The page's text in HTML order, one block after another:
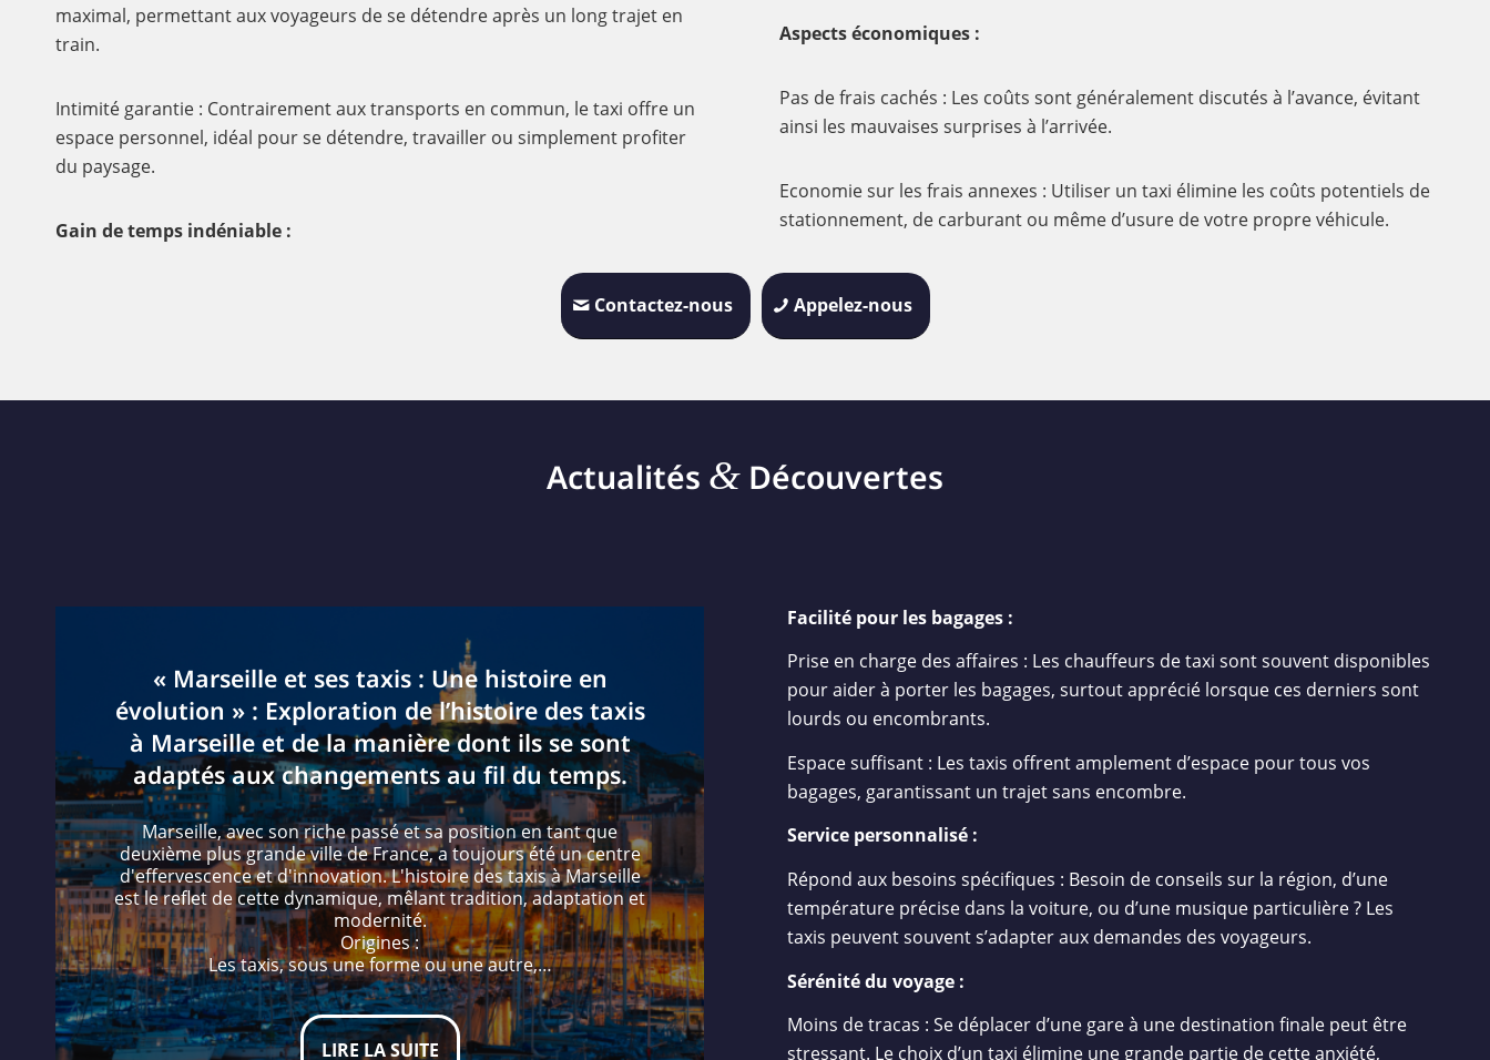
maximal, permettant aux voyageurs de se détendre après un long trajet en
train.
Intimité garantie : Contrairement aux transports en commun, le taxi offre un
espace personnel, idéal pour se détendre, travailler ou simplement profiter
du paysage.
Gain de temps indéniable :
Aspects économiques :
Pas de frais cachés : Les coûts sont généralement discutés à l’avance, évitant
ainsi les mauvaises surprises à l’arrivée.
Economie sur les frais annexes : Utiliser un taxi élimine les coûts potentiels de
stationnement, de carburant ou même d’usure de votre propre véhicule.
Contactez-nous Appelez-nous
Actualités & Découvertes
« Marseille et ses taxis : Une histoire en
évolution » : Exploration de l’histoire des taxis
à Marseille et de la manière dont ils se sont
adaptés aux changements au fil du temps.
Marseille, avec son riche passé et sa position en tant que
deuxième plus grande ville de France, a toujours été un centre
d'effervescence et d'innovation. L'histoire des taxis à Marseille
est le reflet de cette dynamique, mêlant tradition, adaptation et
modernité.
Origines :
Les taxis, sous une forme ou une autre,…
LIRE LA SUITE
Facilité pour les bagages :
Prise en charge des affaires : Les chauffeurs de taxi sont souvent disponibles
pour aider à porter les bagages, surtout apprécié lorsque ces derniers sont
lourds ou encombrants.
Espace suffisant : Les taxis offrent amplement d’espace pour tous vos
bagages, garantissant un trajet sans encombre.
Service personnalisé :
Répond aux besoins spécifiques : Besoin de conseils sur la région, d’une
température précise dans la voiture, ou d’une musique particulière ? Les
taxis peuvent souvent s’adapter aux demandes des voyageurs.
Sérénité du voyage :
Moins de tracas : Se déplacer d’une gare à une destination finale peut être
stressant. Le choix d’un taxi élimine une grande partie de cette anxiété,